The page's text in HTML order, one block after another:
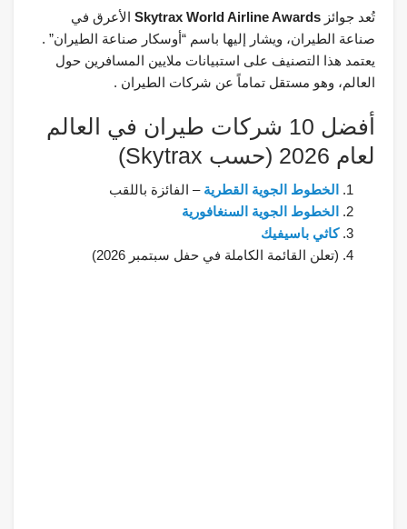
تُعد جوائز Skytrax World Airline Awards الأعرق في
صناعة الطيران، ويشار إليها باسم “أوسكار صناعة الطيران” .
يعتمد هذا التصنيف على استبيانات ملايين المسافرين حول
العالم، وهو مستقل تماماً عن شركات الطيران .
أفضل 10 شركات طيران في العالم
لعام 2026 (حسب Skytrax)
الخطوط الجوية القطرية – الفائزة باللقب
الخطوط الجوية السنغافورية
كاثي باسيفيك
(تعلن القائمة الكاملة في حفل سبتمبر 2026)